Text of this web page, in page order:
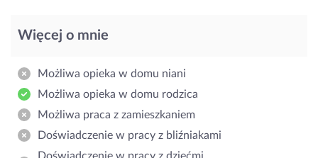
Więcej o mnie
Możliwa opieka w domu niani
Możliwa opieka w domu rodzica
Możliwa praca z zamieszkaniem
Doświadczenie w pracy z bliźniakami
Doświadczenie w pracy z dziećmi